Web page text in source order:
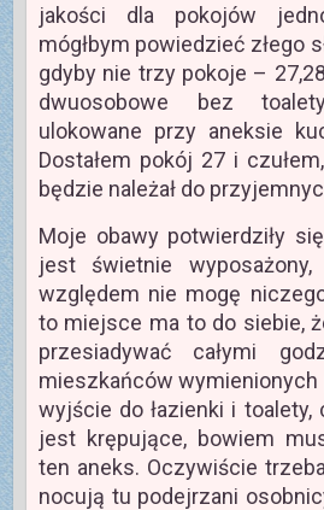
jakości dla pokojów
mógłbym powiedzieć złego
gdyby nie trzy pokoje –
dwuosobowe bez
ulokowane przy aneksie
Dostałem pokój 27 i
będzie należał do
Moje obawy potwierdziły
jest świetnie
względem nie mogę
to miejsce ma to do siebie,
przesiadywać całymi
mieszkańców
wyjście do łazienki i
jest krępujące, bowiem
ten aneks. Oczywiście
nocują tu podejrzani